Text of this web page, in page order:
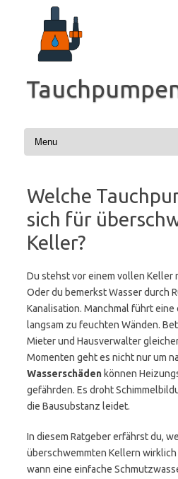
springen
Welche
sich für
Keller?
Du stehst vor einem vollen Keller
Oder du bemerkst Wasser durch
Kanalisation. Manchmal führt
langsam zu feuchten Wänden.
Mieter und Hausverwalter
Momenten geht es nicht nur um
Wasserschäden können
gefährden. Es droht
die Bausubstanz leidet.
In diesem Ratgeber erfährst du,
überschwemmten Kellern wirklich
wann eine einfache